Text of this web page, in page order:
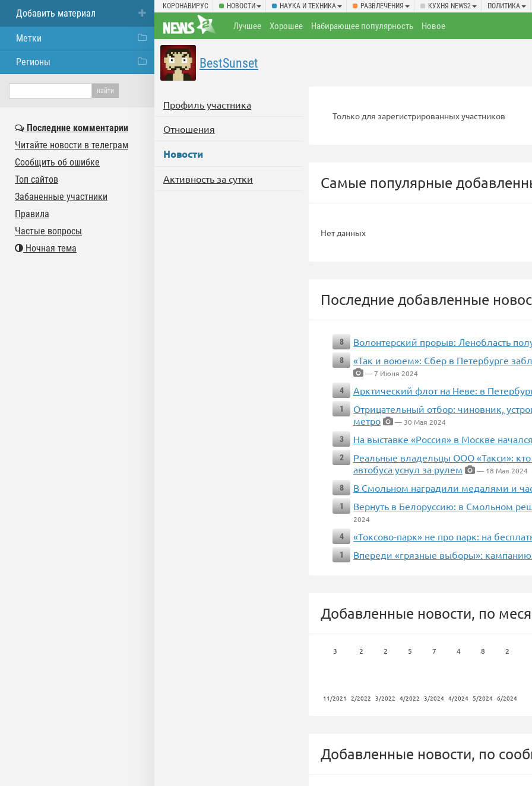
КОРОНАВИРУС НОВОСТИ НАУКА И ТЕХНИКА РАЗВЛЕЧЕНИЯ КУХНЯ NEWS2 ПОЛИТИКА
Лучшее Хорошее Набирающее популярность Новое
BestSunset
Профиль участника
Отношения
Новости
Активность за сутки
Только для зарегистрированных участников
Самые популярные
Нет данных
Последние добавленные
8 Волонтерский прорыв: Ленобласть
8 «Так и воюем»: Сбер в Петербурге
— 7 Июня 2024
4
Арктический флот на Неве: в
1
Отрицательный отбор: чиновник,
метро
— 30 Мая 2024
3
На выставке «Россия» в Москве
2
Реальные владельцы ООО «Такси»:
автобуса уснул за рулем
— 18 Мая 2024
8
В Смольном наградили медалями и
1 Вернуть в Белоруссию: в Смольном
2024
4
«Токсово-парк» не про парк: на
1 Впереди «грязные выборы»: кампанию
Добавленные новости, по
3
11/2021
2
2/2022
2
3/2022
5
4/2022
7
3/2024
4
4/2024
8
5/2024
2
6/2024
Добавленные новости, по
Добавить материал
Метки
Регионы
Последние комментарии
Читайте новости в телеграм
Сообщить об ошибке
Топ сайтов
Забаненные участники
Правила
Частые вопросы
Ночная тема